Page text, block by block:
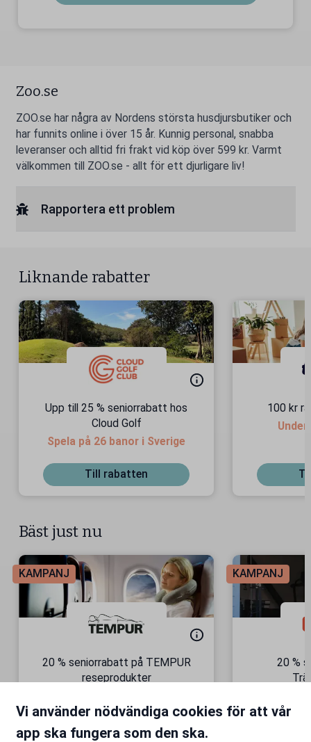
Zoo.se
ZOO.se har några av Nordens största husdjursbutiker och
har funnits online i över 15 år. Kunnig personal, snabba
leveranser och alltid fri frakt vid köp över 599 kr. Varmt
välkommen till ZOO.se - allt för ett djurligare liv!
Rapportera ett problem
Liknande rabatter
Upp till 25 % seniorrabatt hos
Cloud Golf
Spela på 26 banor i Sverige
Till rabatten
100 kr
Bäst just nu
KAMPANJ
20 % seniorrabatt på TEMPUR
reseprodukter
är!
Till rabatten
KAMPANJ
20 %
Vi använder nödvändiga cookies för att vår
app ska fungera som den ska.